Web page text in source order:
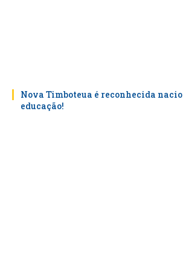
Nova Timboteua é reconhecida
educação!